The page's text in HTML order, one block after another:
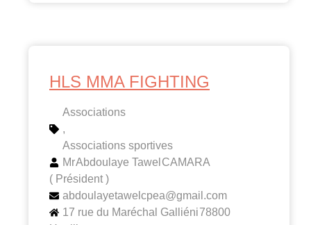
HLS MMA FIGHTING
Associations
,
Associations sportives
MrAbdoulaye Tawel CAMARA
( Président )
abdoulayetawelcpea@gmail.com
17 rue du Maréchal Galliéni78800